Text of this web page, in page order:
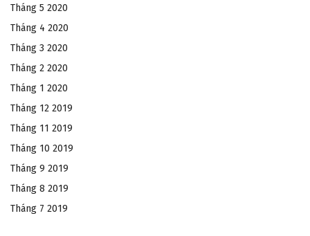
Tháng 5 2020
Tháng 4 2020
Tháng 3 2020
Tháng 2 2020
Tháng 1 2020
Tháng 12 2019
Tháng 11 2019
Tháng 10 2019
Tháng 9 2019
Tháng 8 2019
Tháng 7 2019